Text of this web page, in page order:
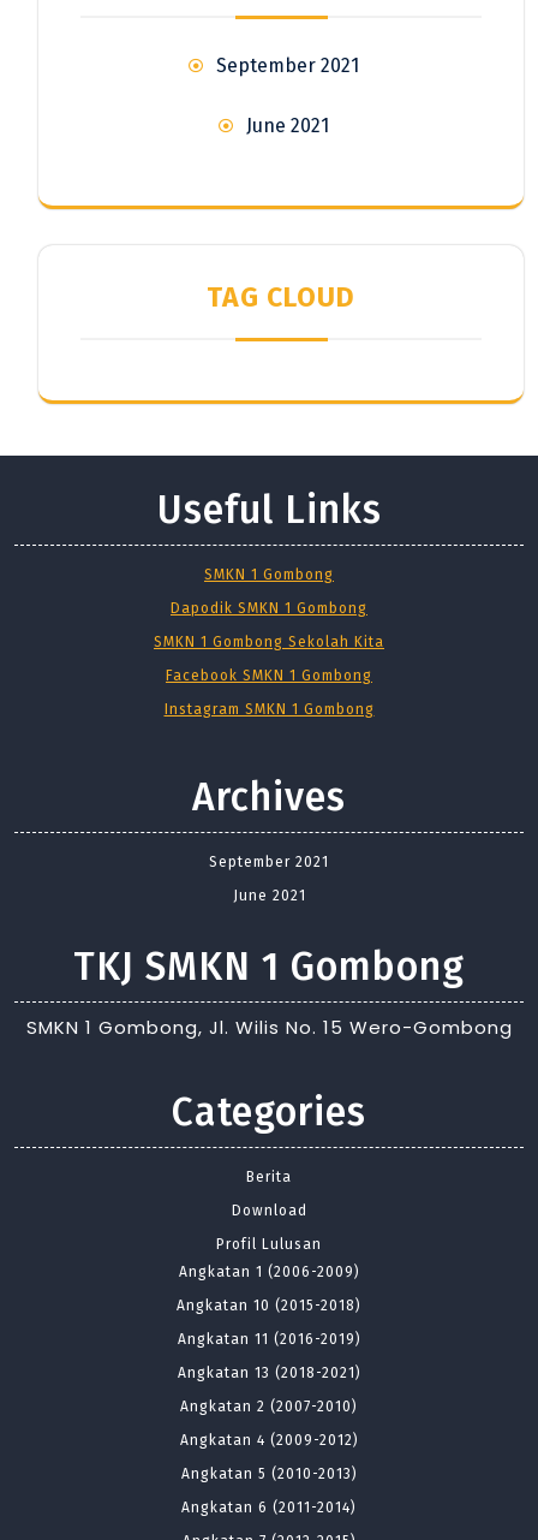
September 2021
June 2021
TAG CLOUD
Useful Links
SMKN 1 Gombong
Dapodik SMKN 1 Gombong
SMKN 1 Gombong Sekolah Kita
Facebook SMKN 1 Gombong
Instagram SMKN 1 Gombong
Archives
September 2021
June 2021
TKJ SMKN 1 Gombong
SMKN 1 Gombong, Jl. Wilis No. 15 Wero-Gombong
Categories
Berita
Download
Profil Lulusan
Angkatan 1 (2006-2009)
Angkatan 10 (2015-2018)
Angkatan 11 (2016-2019)
Angkatan 13 (2018-2021)
Angkatan 2 (2007-2010)
Angkatan 4 (2009-2012)
Angkatan 5 (2010-2013)
Angkatan 6 (2011-2014)